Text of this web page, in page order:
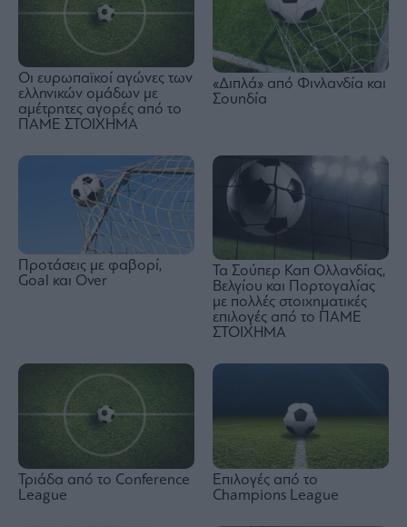
Οι ευρωπαϊκοί αγώνες των
ελληνικών ομάδων με
αμέτρητες αγορές από το
ΠΑΜΕ ΣΤΟΙΧΗΜΑ
«Διπλά» από Φινλανδία και
Σουηδία
Προτάσεις με φαβορί,
Goal και Over
Τα Σούπερ Καπ Ολλανδίας,
Βελγίου και Πορτογαλίας
με πολλές στοιχηματικές
επιλογές από το ΠΑΜΕ
ΣΤΟΙΧΗΜΑ
Τριάδα από το Conference
League
Επιλογές από το
Champions League